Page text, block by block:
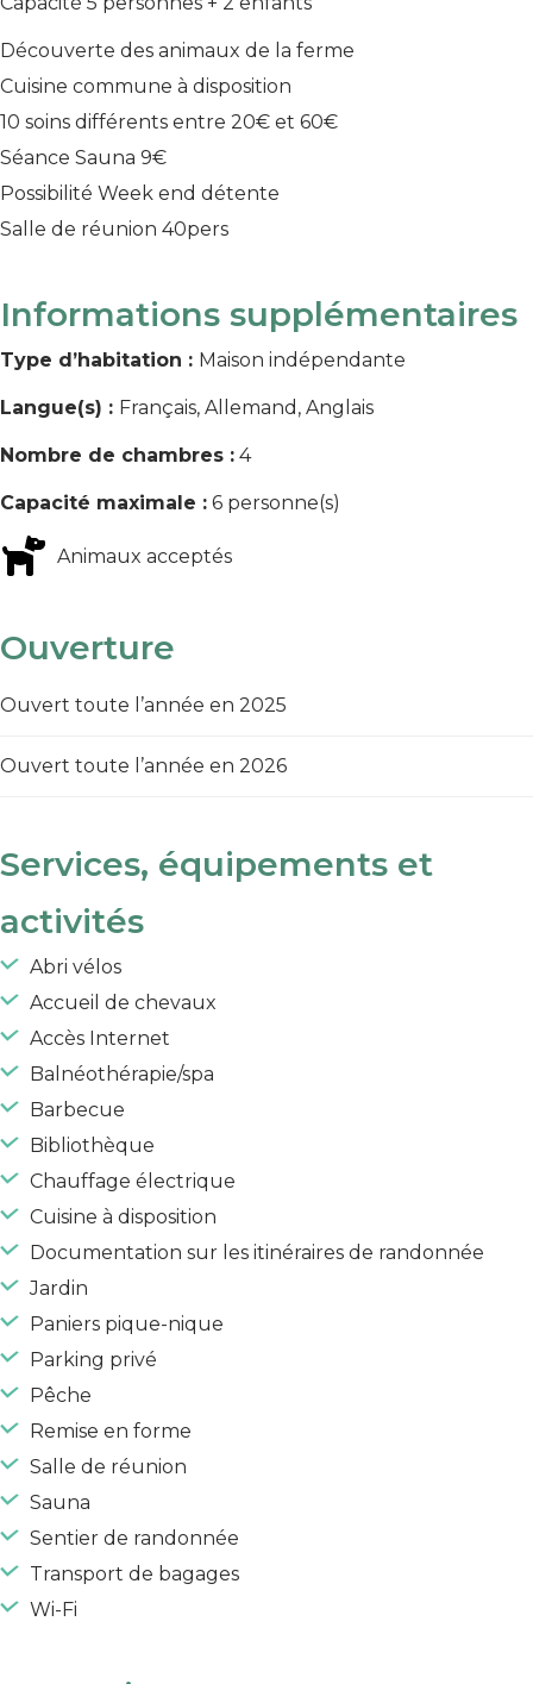
Découverte des animaux de la ferme
Cuisine commune à disposition
10 soins différents entre 20€ et 60€
Séance Sauna 9€
Possibilité Week end détente
Salle de réunion 40pers
Informations supplémentaires
Type d’habitation : Maison indépendante
Langue(s) : Français, Allemand, Anglais
Nombre de chambres : 4
Capacité maximale : 6 personne(s)
Animaux acceptés
Ouverture
Ouvert toute l’année en 2025
Ouvert toute l’année en 2026
Services, équipements et
activités
Abri vélos
Accueil de chevaux
Accès Internet
Balnéothérapie/spa
Barbecue
Bibliothèque
Chauffage électrique
Cuisine à disposition
Documentation sur les itinéraires de randonnée
Jardin
Paniers pique-nique
Parking privé
Pêche
Remise en forme
Salle de réunion
Sauna
Sentier de randonnée
Transport de bagages
Wi-Fi